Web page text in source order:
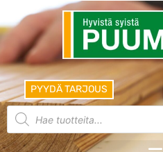
PYYDÄ TARJOUS